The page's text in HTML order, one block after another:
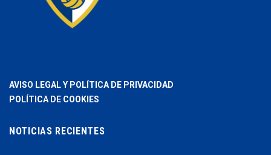
AVISO LEGAL Y POLÍTICA DE PRIVACIDAD
POLÍTICA DE COOKIES
NOTICIAS RECIENTES